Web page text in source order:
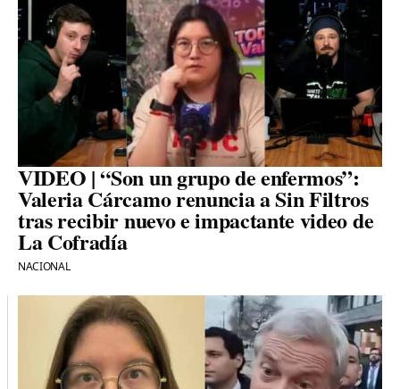
VIDEO | “Son un grupo de enfermos”:
Valeria Cárcamo renuncia a Sin Filtros
tras recibir nuevo e impactante video de
La Cofradía
NACIONAL